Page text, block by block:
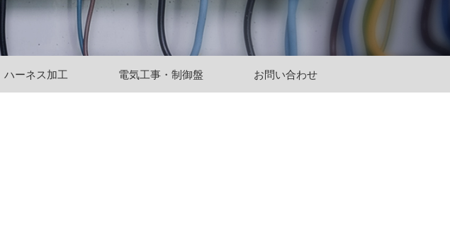
ハーネス加工 電気工事・制御盤 お問い合わせ